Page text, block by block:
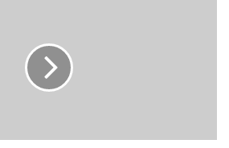
Relay(Ẩn IP)
giống như một dịch vụ VPN rút
năng này sẽ giúp IP và mọi hoạt
dụng được tính năng này, bạn cần